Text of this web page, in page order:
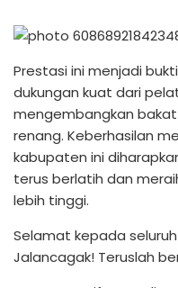
Prestasi ini menjadi
dukungan kuat dari
mengembangkan
renang. Keberhasilan
kabupaten ini
terus berlatih dan
lebih tinggi.
Selamat kepada
Jalancagak! Teruslah